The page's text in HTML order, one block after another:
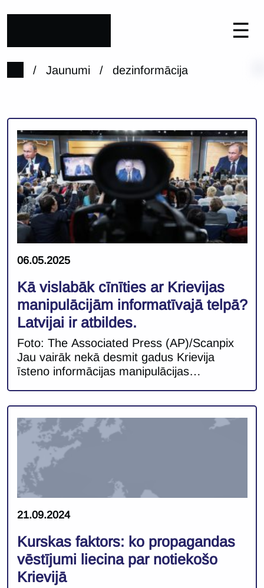
☰
/ Jaunumi / dezinformācija
06.05.2025
Kā vislabāk cīnīties ar Krievijas
manipulācijām informatīvajā telpā?
Latvijai ir atbildes.
Foto: The Associated Press (AP)/Scanpix
Jau vairāk nekā desmit gadus Krievija
īsteno informācijas manipulācijas
centieni ir tikai pastiprinājušies pēc Krievijas
pilna mēroga iebrukuma Ukrainā 2022.
gadā. Šo kampaņu mērķa valstīm, tai skaitā
Latvijai, valsts informācijas telpas noturība
[…]
21.09.2024
Kurskas faktors: ko propagandas
vēstījumi liecina par notiekošo
Krievijā